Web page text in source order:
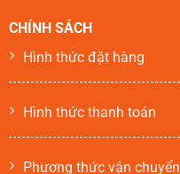
CHÍNH SÁCH
Hình thức đặt hàng
Hình thức thanh toán
Phương thức vận chuyển